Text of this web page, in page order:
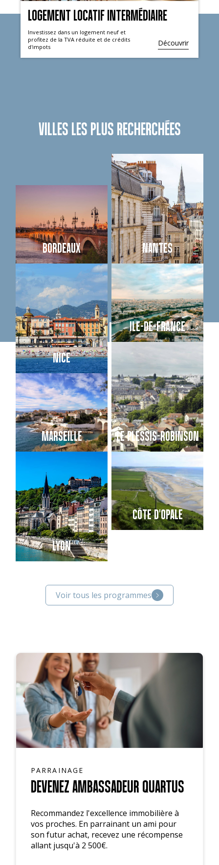
LOGEMENT LOCATIF INTERMÉDIAIRE
Investissez dans un logement neuf et
profitez de la TVA réduite et de crédits
d'impots
Découvrir
VILLES LES PLUS RECHERCHÉES
BORDEAUX
NICE
MARSEILLE
LYON
NANTES
ILE-DE-FRANCE
LE PLESSIS-ROBINSON
CÔTE D'OPALE
Voir tous les programmes
PARRAINAGE
DEVENEZ AMBASSADEUR QUARTUS
Recommandez l'excellence immobilière à
vos proches. En parrainant un ami pour
son futur achat, recevez une récompense
allant jusqu'à 2 500€.